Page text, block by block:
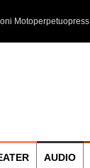
Motoperpetuopress
AUDIO